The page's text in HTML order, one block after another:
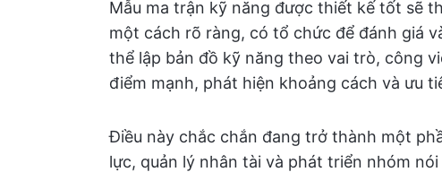
Mẫu ma trận kỹ năng được thiết kế tốt sẽ
một cách rõ ràng, có tổ chức để đánh giá
thể lập bản đồ kỹ năng theo vai trò, công
điểm mạnh, phát hiện khoảng cách và ưu
Điều này chắc chắn đang trở thành một
lực, quản lý nhân tài và phát triển nhóm nói